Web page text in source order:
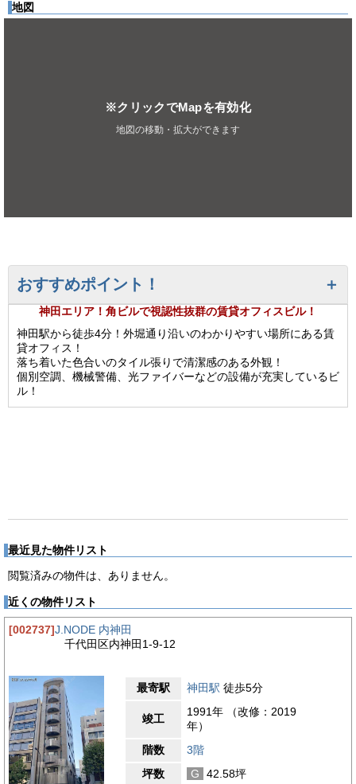
地図
※クリックでMapを有効化
地図の移動・拡大ができます
おすすめポイント！
神田エリア！角ビルで視認性抜群の賃貸オフィスビル！
神田駅から徒歩4分！外堀通り沿いのわかりやすい場所にある賃
貸オフィス！
落ち着いた色合いのタイル張りで清潔感のある外観！
個別空調、機械警備、光ファイバーなどの設備が充実しているビ
ル！
最近見た物件リスト
閲覧済みの物件は、ありません。
近くの物件リスト
[002737]J.NODE 内神田
千代田区内神田1-9-12
最寄駅 神田駅 徒歩5分
竣工
1991年 （改修：2019
年）
階数
3階
坪数
G 42.58坪